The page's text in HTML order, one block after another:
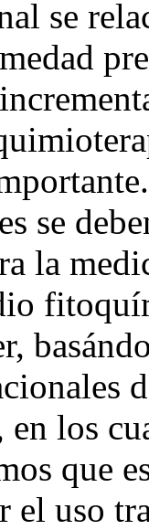
se
se
la
los
que
el uso